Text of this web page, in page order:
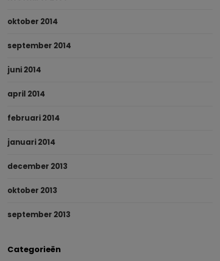
oktober 2014
september 2014
juni 2014
april 2014
februari 2014
januari 2014
december 2013
oktober 2013
september 2013
Categorieën